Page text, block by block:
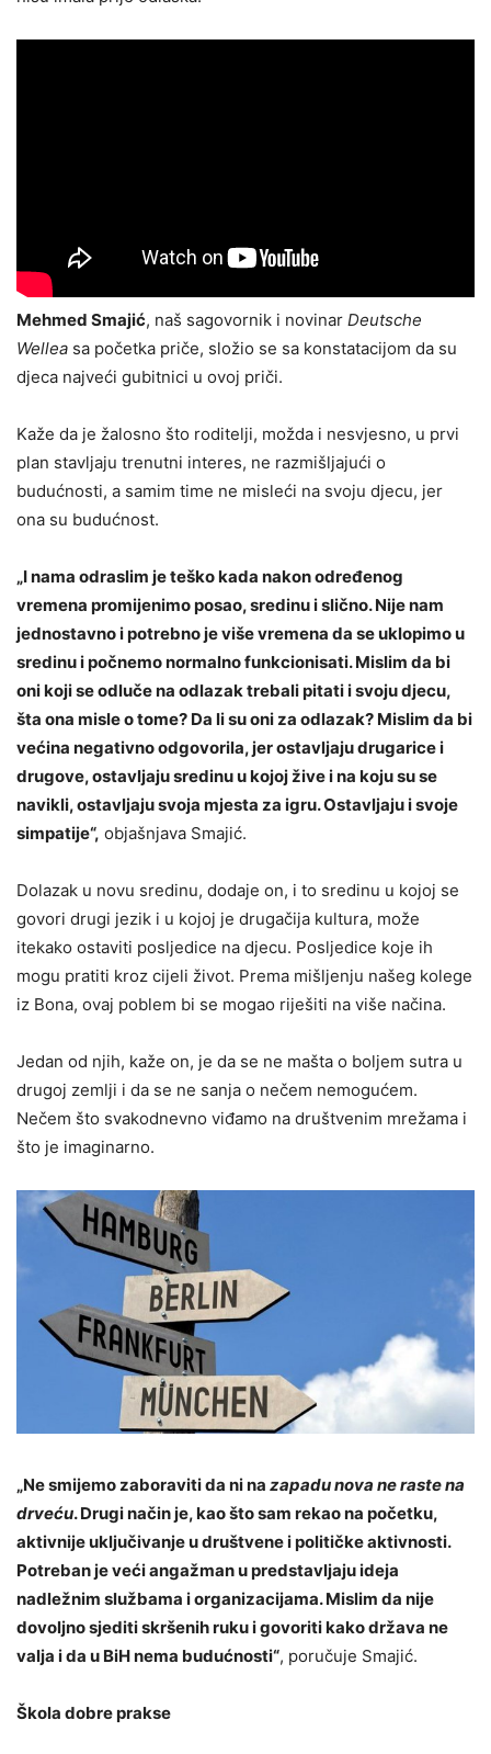
Mehmed Smajić, naš sagovornik i novinar Deutsche
Wellea sa početka priče, složio se sa konstatacijom da su
djeca najveći gubitnici u ovoj priči.
Kaže da je žalosno što roditelji, možda i nesvjesno, u prvi
plan stavljaju trenutni interes, ne razmišljajući o
budućnosti, a samim time ne misleći na svoju djecu, jer
ona su budućnost.
„I nama odraslim je teško kada nakon određenog
vremena promijenimo posao, sredinu i slično. Nije nam
jednostavno i potrebno je više vremena da se uklopimo u
sredinu i počnemo normalno funkcionisati. Mislim da bi
oni koji se odluče na odlazak trebali pitati i svoju djecu,
šta ona misle o tome? Da li su oni za odlazak? Mislim da bi
većina negativno odgovorila, jer ostavljaju drugarice i
drugove, ostavljaju sredinu u kojoj žive i na koju su se
navikli, ostavljaju svoja mjesta za igru. Ostavljaju i svoje
simpatije“, objašnjava Smajić.
Dolazak u novu sredinu, dodaje on, i to sredinu u kojoj se
govori drugi jezik i u kojoj je drugačija kultura, može
itekako ostaviti posljedice na djecu. Posljedice koje ih
mogu pratiti kroz cijeli život. Prema mišljenju našeg kolege
iz Bona, ovaj poblem bi se mogao riješiti na više načina.
Jedan od njih, kaže on, je da se ne mašta o boljem sutra u
drugoj zemlji i da se ne sanja o nečem nemogućem.
Nečem što svakodnevno viđamo na društvenim mrežama i
što je imaginarno.
„Ne smijemo zaboraviti da ni na zapadu nova ne raste na
drveću. Drugi način je, kao što sam rekao na početku,
aktivnije uključivanje u društvene i političke aktivnosti.
Potreban je veći angažman u predstavljaju ideja
nadležnim službama i organizacijama. Mislim da nije
dovoljno sjediti skršenih ruku i govoriti kako država ne
valja i da u BiH nema budućnosti“, poručuje Smajić.
Škola dobre prakse